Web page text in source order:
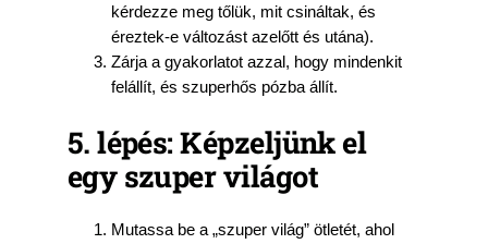
kérdezze meg tőlük, mit csináltak, és
éreztek-e változást azelőtt és utána).
Zárja a gyakorlatot azzal, hogy mindenkit
felállít, és szuperhős pózba állít.
5. lépés: Képzeljünk el
egy szuper világot
Mutassa be a „szuper világ” ötletét, ahol